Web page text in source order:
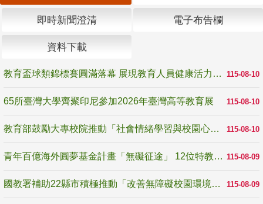
即時新聞澄清 電子布告欄
資料下載
115-08-10
教育盃球類錦標賽圓滿落幕 展現教育人員健康活力與團隊精神
115-08-10
65所臺灣大學齊聚印尼參加2026年臺灣高等教育展
115-08-10
教育部鼓勵大專校院推動「社會情緒學習與校園心理健康促進計畫」 培育校園「心」韌性
115-08-09
青年百億海外圓夢基金計畫「無礙征途」 12位特教與弱勢青年勇闖西班牙 跨越感官限制見證生命蛻變
115-08-09
國教署補助22縣市積極推動「改善無障礙校園環境計畫」 打造友善、安全、無礙學習空間